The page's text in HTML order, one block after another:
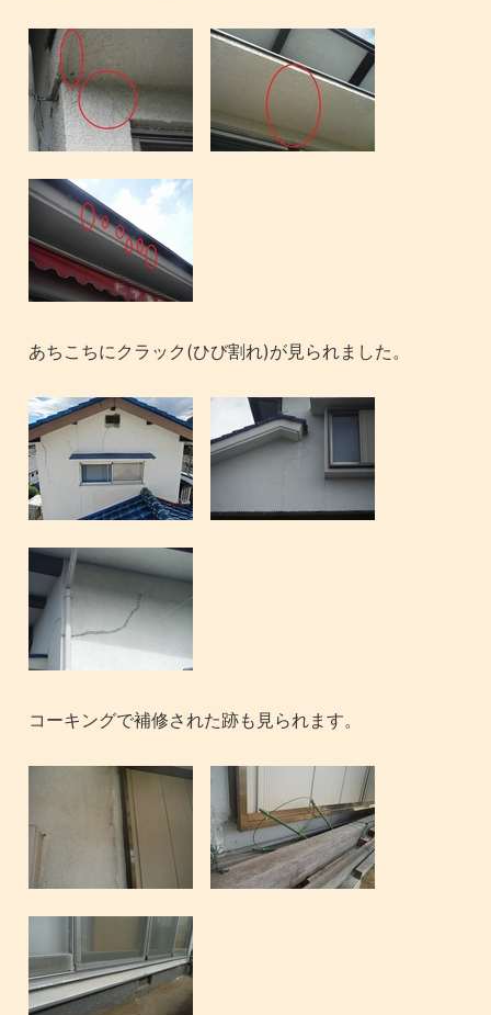
あちこちにクラック(ひび割れ)が見られました。
コーキングで補修された跡も見られます。